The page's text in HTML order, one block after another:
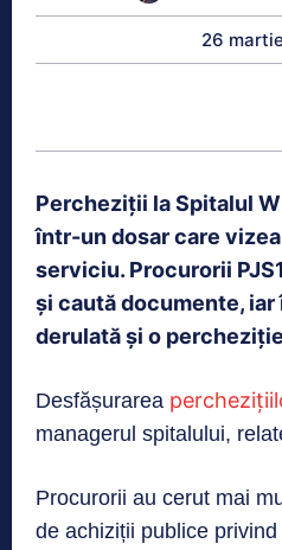
26
Percheziții la Spitalul
într-un dosar care
serviciu. Procurorii
și caută documente, iar
derulată și o
Desfășurarea
managerul spitalului,
Procurorii au cerut mai
de achiziții publice